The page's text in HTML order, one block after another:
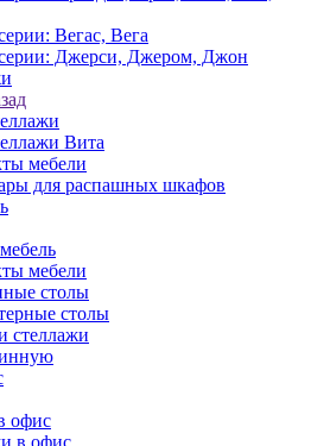
Вегас, Вега
Джерси, Джером, Джон
Вита
мебели
для распашных шкафов
мебели
столы
столы
офис
в офис